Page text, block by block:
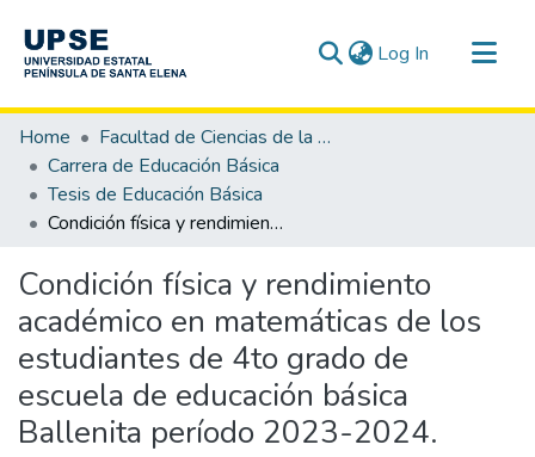
Log In (current)
Communities & Collections
All of DSpace
Statistics
Home
Facultad de Ciencias de la Educación e Idiomas
Carrera de Educación Básica
Tesis de Educación Básica
Condición física y rendimiento académico en matemáticas de los estudiantes de 4to grado de escuela de educación básica Ballenita período 2023-2024.
Condición física y rendimiento
académico en matemáticas de los
estudiantes de 4to grado de
escuela de educación básica
Ballenita período 2023-2024.